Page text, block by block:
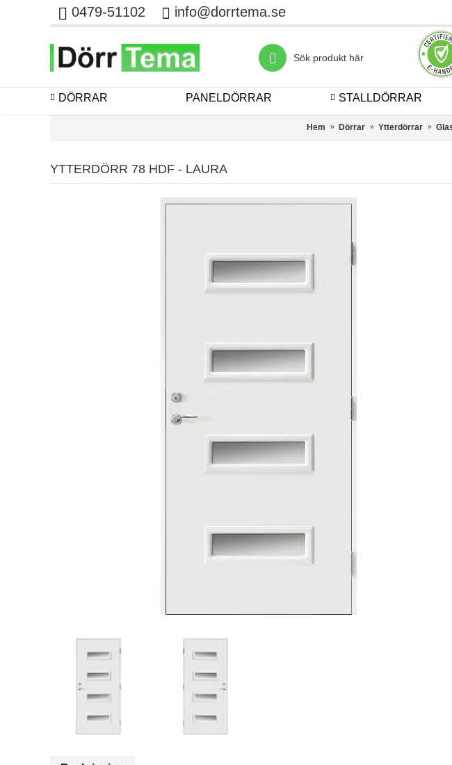
0479-51102 info@dorrtema.se
DÖRRAR PANELDÖRRAR STALLDÖRRAR
Hem Dörrar Ytterdörrar
YTTERDÖRR 78 HDF - LAURA